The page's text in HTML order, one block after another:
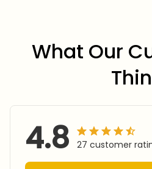
What Our
4.8 27 customer